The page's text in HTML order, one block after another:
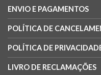
ENVIO E PAGAMENTOS
POLÍTICA DE
POLÍTICA DE
LIVRO DE RECLAMAÇÕES